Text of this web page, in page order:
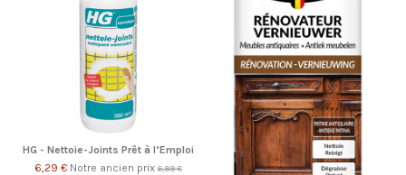
HG - Nettoie-Joints Prêt à l’Emploi
6,29 € Notre ancien prix 6,99 €